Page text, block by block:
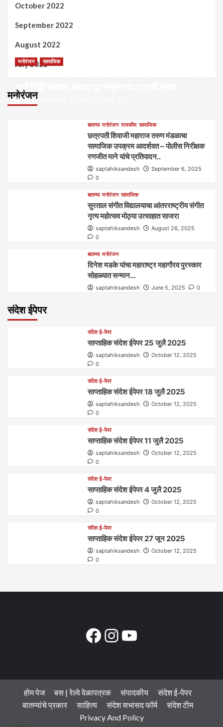
October 2022
September 2022
August 2022
July 2022
मनोरंजन
मनोरंजन सामाजिक
पायी दिंडी सोहळा; अंधश्रद्धा निर्मूलनाचा प्रभावी संदेश
saptahiksandesh
बातम्या मनोरंजन राजकीय सामाजिक
छत्रपती शिवाजी महाराज तरुण मंडळाचा
सामाजिक उपक्रम आदर्शवत – पोलीस निरीक्षक
रणजीत माने यांचे प्रतिपादन..
saptahiksandesh
September 6, 2025
0
बातम्या मनोरंजन सामाजिक
सुरताल संगीत विद्यालयाचा आंतरराष्ट्रीय संगीत
नृत्य महोत्सव मोठ्या उत्साहात साजरा
saptahiksandesh
August 26, 2025
0
बातम्या मनोरंजन
दिनेश मडके यांचा महाराष्ट्र महागौरव‌ पुरस्कार‌‌‌
सोहळ्यात सन्मान…
saptahiksandesh June 5, 2025 0
संदेश ईपेपर
संदेश ई-पेपर
साप्ताहिक संदेश ईपेपर 25 जुलै 2025
saptahiksandesh
October 12, 2025
0
संदेश ई-पेपर
साप्ताहिक संदेश ईपेपर 18 जुलै 2025
saptahiksandesh
October 12, 2025
0
संदेश ई-पेपर
साप्ताहिक संदेश ईपेपर 11 जुलै 2025
saptahiksandesh
October 12, 2025
0
संदेश ई-पेपर
साप्ताहिक संदेश ईपेपर 4 जुलै 2025
saptahiksandesh
October 12, 2025
0
संदेश ई-पेपर
साप्ताहिक संदेश ईपेपर 27 जून 2025
saptahiksandesh
October 12, 2025
0
Facebook
Instagram
YouTube
होम पेज बस | रेल्वे वेळापत्रक संपादकीय
संदेश ई-पेपर
बातम्यांचे प्रकार
साहित्य संदेश सभासद फॉर्म
संदेश टीम
Privacy And Policy